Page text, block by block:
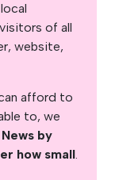
of all
website,
afford to
to, we
by
how small.